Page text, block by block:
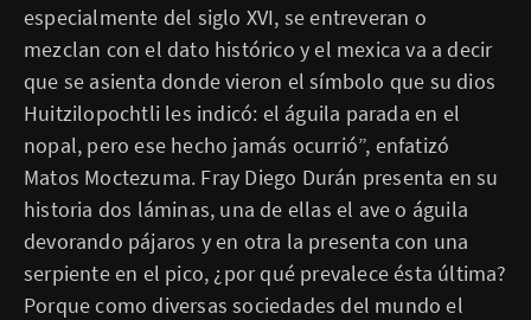
especialmente del siglo XVI, se entreveran o
mezclan con el dato histórico y el mexica va a decir
que se asienta donde vieron el símbolo que su dios
Huitzilopochtli les indicó: el águila parada en el
nopal, pero ese hecho jamás ocurrió”, enfatizó
Matos Moctezuma. Fray Diego Durán presenta en su
historia dos láminas, una de ellas el ave o águila
devorando pájaros y en otra la presenta con una
serpiente en el pico, ¿por qué prevalece ésta última?
Porque como diversas sociedades del mundo el